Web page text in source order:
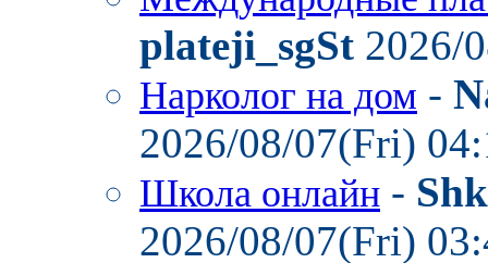
plateji_sgSt 2026/
Нарколог на дом -
2026/08/07(Fri)
Школа онлайн -
2026/08/07(Fri)